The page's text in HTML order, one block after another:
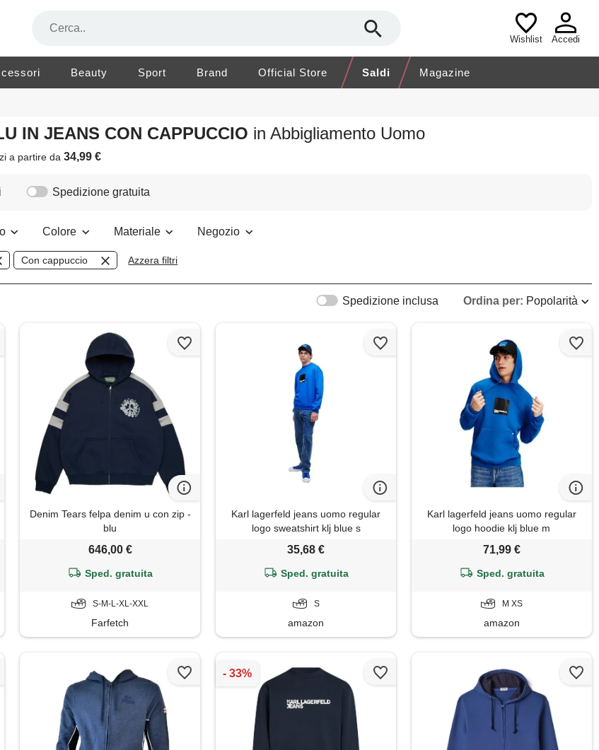
Wishlist Accedi
Beauty Sport Brand Official Store Saldi Magazine
IN JEANS CON CAPPUCCIO in Abbigliamento Uomo
a partire da34,99 €
Spedizione gratuita
Colore Materiale Negozio
Con cappuccio Azzera filtri
Ordina per: Popolarità
Spedizione inclusa
Denim Tears felpa denim u con zip -
blu
646,00 €
Sped. gratuita
S-M-L-XL-XXL
Farfetch
Karl lagerfeld jeans uomo regular
logo sweatshirt klj blue s
35,68 €
Sped. gratuita
S
amazon
Karl lagerfeld jeans uomo regular
logo hoodie klj blue m
71,99 €
Sped. gratuita
M XS
amazon